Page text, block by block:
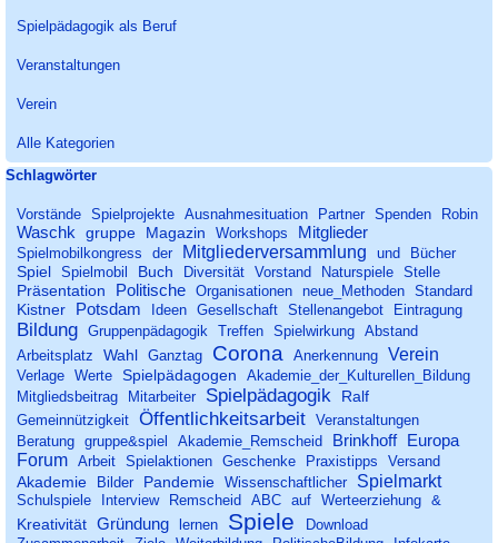
Spielpädagogik als Beruf
Veranstaltungen
Verein
Alle Kategorien
Block überspringen Schlagwörter
Schlagwörter
Vorstände Spielprojekte Ausnahmesituation Partner Spenden Robin
Waschk gruppe Magazin Workshops Mitglieder
Spielmobilkongress der Mitgliederversammlung und Bücher
Spiel Spielmobil Buch Diversität Vorstand Naturspiele Stelle
Präsentation Politische Organisationen neue_Methoden Standard
Kistner Potsdam Ideen Gesellschaft Stellenangebot Eintragung
Bildung Gruppenpädagogik Treffen Spielwirkung Abstand
Arbeitsplatz
Wahl Ganztag Corona Anerkennung Verein
Verlage Werte Spielpädagogen
Akademie_der_Kulturellen_Bildung
Mitgliedsbeitrag
Mitarbeiter Spielpädagogik Ralf
Gemeinnützigkeit Öffentlichkeitsarbeit Veranstaltungen
Beratung gruppe&spiel Akademie_Remscheid Brinkhoff Europa
Forum Arbeit Spielaktionen Geschenke Praxistipps Versand
Akademie Bilder Pandemie Wissenschaftlicher Spielmarkt
Schulspiele Interview Remscheid ABC auf Werteerziehung &
Kreativität Gründung lernen Spiele
Download